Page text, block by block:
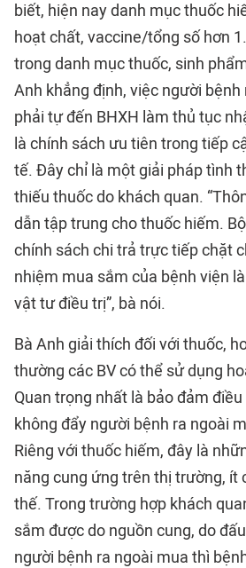
biết, hiện nay danh mục thuốc
hoạt chất, vaccine/tổng số hơn
trong danh mục thuốc, sinh
Anh khẳng định, việc người
phải tự đến BHXH làm thủ tục
là chính sách ưu tiên trong tiếp
tế. Đây chỉ là một giải pháp tình
thiếu thuốc do khách quan.
dẫn tập trung cho thuốc hiếm.
chính sách chi trả trực tiếp chặt
nhiệm mua sắm của bệnh viện
vật tư điều trị”, bà nói.
Bà Anh giải thích đối với thuốc,
thường các BV có thể sử dụng
Quan trọng nhất là bảo đảm
không đẩy người bệnh ra ngoài
Riêng với thuốc hiếm, đây là
năng cung ứng trên thị trường, ít
thế. Trong trường hợp khách
sắm được do nguồn cung, do
người bệnh ra ngoài mua thì